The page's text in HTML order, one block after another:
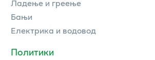
Ладење и греење
Бањи
Електрика и водовод
Политики